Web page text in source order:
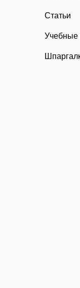
Статьи
Учебные